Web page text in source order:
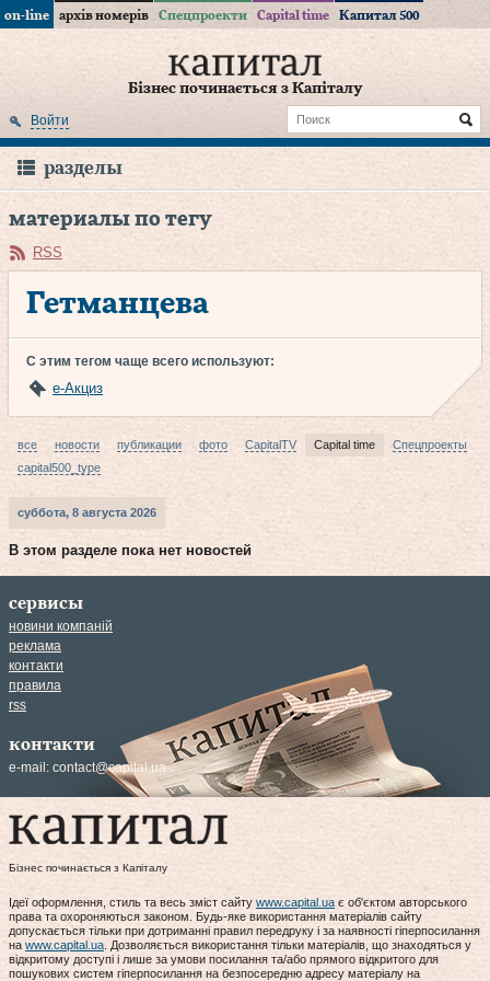
on-line архів номерів Спецпроекти Capital time Капитал 500
Бізнес починається з Капіталу
Войти
разделы
материалы по тегу
RSS
Гетманцева
С этим тегом чаще всего используют:
е-Акциз
все новости публикации фото CapitalTV Capital time
Спецпроекты
capital500_type
суббота, 8 августа 2026
В этом разделе пока нет новостей
сервисы
новини компаній
реклама
контакти
правила
rss
контакти
e-mail: contact@capital.ua
Бізнес починається з Капіталу
Ідеї оформлення, стиль та весь зміст сайту www.capital.ua є об'єктом авторського
права та охороняються законом. Будь-яке використання матеріалів сайту
допускається тільки при дотриманні правил передруку і за наявності гіперпосилання
на www.capital.ua . Дозволяється використання тільки матеріалів, що знаходяться у
відкритому доступі і лише за умови посилання та/або прямого відкритого для
пошукових систем гіперпосилання на безпосередню адресу матеріалу на